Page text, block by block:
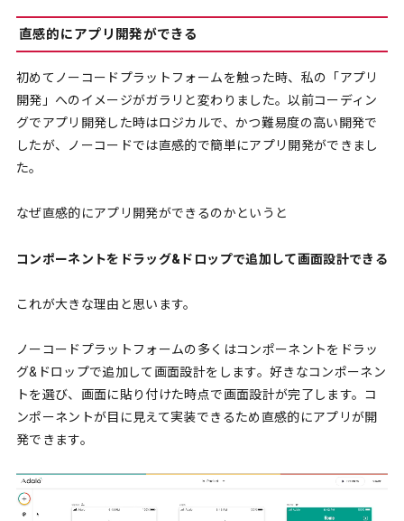
直感的にアプリ開発ができる
初めてノーコードプラットフォームを触った時、私の「アプリ
開発」へのイメージがガラリと変わりました。以前コーディン
グでアプリ開発した時はロジカルで、かつ難易度の高い開発で
したが、ノーコードでは直感的で簡単にアプリ開発ができまし
た。
なぜ直感的にアプリ開発ができるのかというと
コンポーネントをドラッグ&ドロップで追加して画面設計できる
これが大きな理由と思います。
ノーコードプラットフォームの多くはコンポーネントをドラッ
グ&ドロップで追加して画面設計をします。好きなコンポーネン
トを選び、画面に貼り付けた時点で画面設計が完了します。コ
ンポーネントが目に見えて実装できるため直感的にアプリが開
発できます。